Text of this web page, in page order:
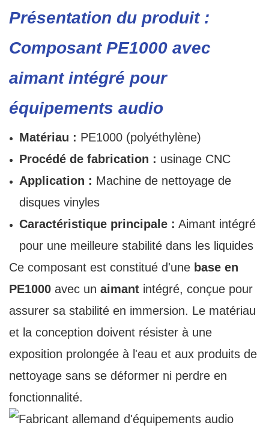
Présentation du produit :
Composant PE1000 avec
aimant intégré pour
équipements audio
Matériau : PE1000 (polyéthylène)
Procédé de fabrication : usinage CNC
Application : Machine de nettoyage de
disques vinyles
Caractéristique principale : Aimant intégré
pour une meilleure stabilité dans les liquides
Ce composant est constitué d'une base en
PE1000 avec un aimant intégré, conçue pour
assurer sa stabilité en immersion. Le matériau
et la conception doivent résister à une
exposition prolongée à l'eau et aux produits de
nettoyage sans se déformer ni perdre en
fonctionnalité.